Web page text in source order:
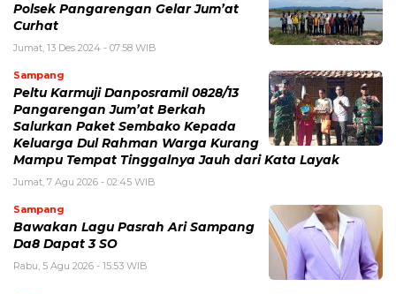
Polsek Pangarengan Gelar Jum’at
Curhat
Jumat, 13 Des 2024 - 07:58 WIB
Sampang
Peltu Karmuji Danposramil 0828/13
Pangarengan Jum’at Berkah
Salurkan Paket Sembako Kepada
Keluarga Dul Rahman Warga Kurang
Mampu Tempat Tinggalnya Jauh dari Kata Layak
Jumat, 7 Agu 2026 - 02:45 WIB
Sampang
Bawakan Lagu Pasrah Ari Sampang
Da8 Dapat 3 SO
Rabu, 5 Agu 2026 - 15:53 WIB